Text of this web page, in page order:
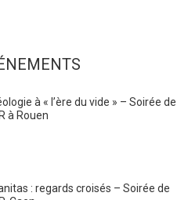
à « l’ère du vide » – Soirée de
à Rouen
: regards croisés – Soirée de